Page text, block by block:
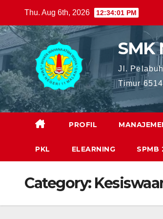
content
Thu. Aug 6th, 2026 12:34:02 PM
SMK
Jl.
Timur
PROFIL
PKL ELEARNING SPMB
Category: